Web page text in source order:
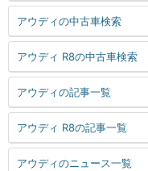
アウディの中古車検索
アウディ R8の中古車検索
アウディの記事一覧
アウディ R8の記事一覧
アウディのニュース一覧